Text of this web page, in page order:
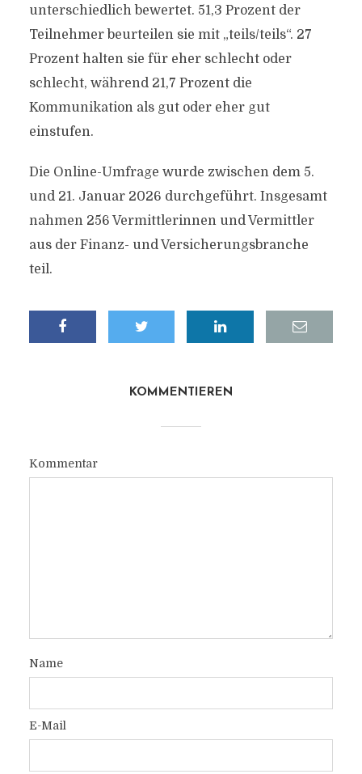
unterschiedlich bewertet. 51,3 Prozent der
Teilnehmer beurteilen sie mit „teils/teils“. 27
Prozent halten sie für eher schlecht oder
schlecht, während 21,7 Prozent die
Kommunikation als gut oder eher gut
einstufen.
Die Online-Umfrage wurde zwischen dem 5.
und 21. Januar 2026 durchgeführt. Insgesamt
nahmen 256 Vermittlerinnen und Vermittler
aus der Finanz- und Versicherungsbranche
teil.
KOMMENTIEREN
Kommentar
Name
E-Mail